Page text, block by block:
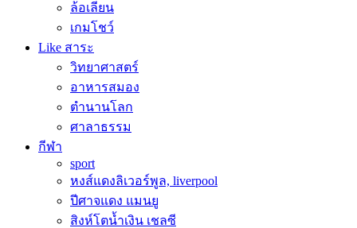
ล้อเลียน
เกมโชว์
Like สาระ
วิทยาศาสตร์
อาหารสมอง
ตำนานโลก
ศาลาธรรม
กีฬา
sport
หงส์แดงลิเวอร์พูล, liverpool
ปีศาจแดง แมนยู
สิงห์โตน้ำเงิน เชลซี